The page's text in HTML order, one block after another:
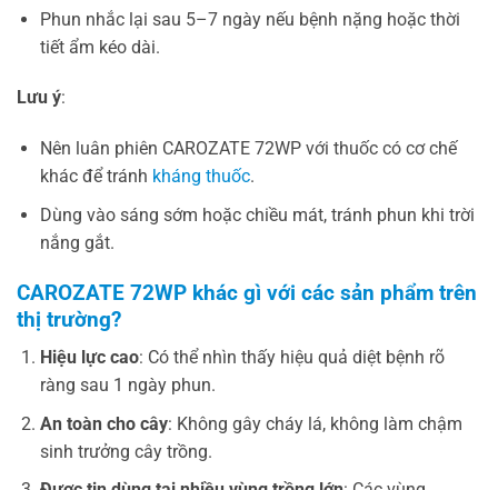
Phun nhắc lại sau 5–7 ngày nếu bệnh nặng hoặc thời
tiết ẩm kéo dài.
Lưu ý:
Nên luân phiên CAROZATE 72WP với thuốc có cơ chế
khác để tránh kháng thuốc.
Dùng vào sáng sớm hoặc chiều mát, tránh phun khi trời
nắng gắt.
CAROZATE 72WP khác gì với các sản phẩm trên
thị trường?
Hiệu lực cao: Có thể nhìn thấy hiệu quả diệt bệnh rõ
ràng sau 1 ngày phun.
An toàn cho cây: Không gây cháy lá, không làm chậm
sinh trưởng cây trồng.